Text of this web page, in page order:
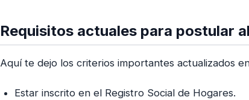
Requisitos actuales para postular
Aquí te dejo los criterios importantes actualizados
Estar inscrito en el Registro Social de Hogares.